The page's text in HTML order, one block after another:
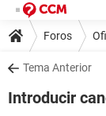
Foros
Tema Anterior
Introducir